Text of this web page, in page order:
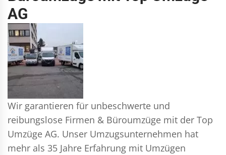
AG
Wir garantieren für unbeschwerte und
reibungslose Firmen & Büroumzüge mit der Top
Umzüge AG. Unser Umzugsunternehmen hat
mehr als 35 Jahre Erfahrung mit Umzügen